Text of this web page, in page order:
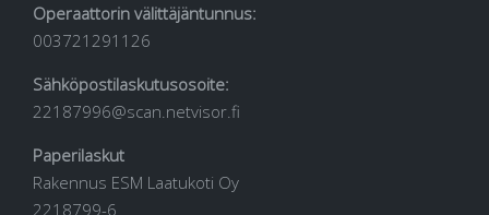
Operaattorin välittäjäntunnus:
003721291126
Sähköpostilaskutusosoite:
22187996@scan.netvisor.fi
Paperilaskut
Rakennus ESM Laatukoti Oy
2218799-6